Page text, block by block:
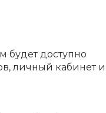
будет доступно
личный кабинет и